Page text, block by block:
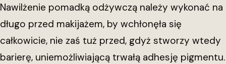
Nawilżenie pomadką odżywczą należy wykonać na
długo przed makijażem, by wchłonęła się
całkowicie, nie zaś tuż przed, gdyż stworzy wtedy
barierę, uniemożliwiającą trwałą adhesję pigmentu.